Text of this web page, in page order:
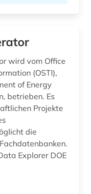
wird vom Office
(OSTI),
of Energy
betrieben. Es
Projekte
die